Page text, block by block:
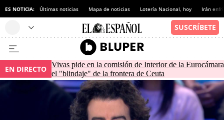
ES NOTICIA: Últimas noticias Mapa de noticias Lotería Nacional, hoy Irán
EN DIRECTO Vivas pide en la comisión de Interior de la Eurocámara
el "blindaje" de la frontera de Ceuta